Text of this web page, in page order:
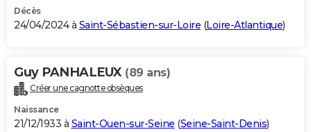
Décès
24/04/2024 à Saint-Sébastien-sur-Loire (Loire-Atlantique)
Guy PANHALEUX (89 ans)
Créer une cagnotte obsèques
Naissance
21/12/1933 à Saint-Ouen-sur-Seine (Seine-Saint-Denis)